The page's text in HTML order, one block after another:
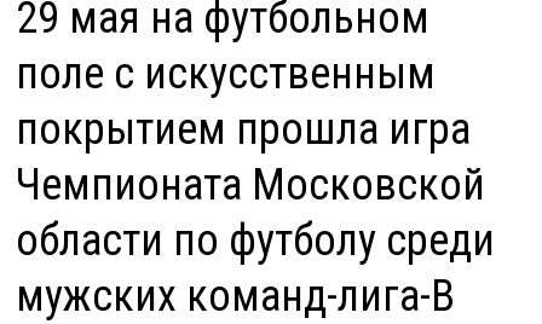
29 мая на футбольном
поле с искусственным
покрытием прошла игра
Чемпионата Московской
области по футболу среди
мужских команд-лига-В